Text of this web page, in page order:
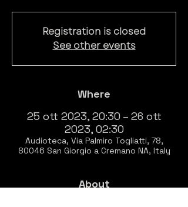
Registration is closed
See other events
Where
25 ott 2023, 20:30 – 26 ott
2023, 02:30
Audioteca, Via Palmiro Togliatti, 78,
80046 San Giorgio a Cremano NA, Italy
About